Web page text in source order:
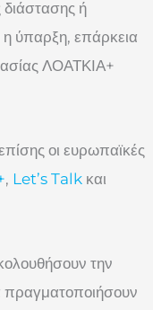
διάστασης ή
ύπαρξη, επάρκεια
ΛΟΑΤΚΙΑ+
οι ευρωπαϊκές
, Let’s Talk και
την
πραγματοποιήσουν